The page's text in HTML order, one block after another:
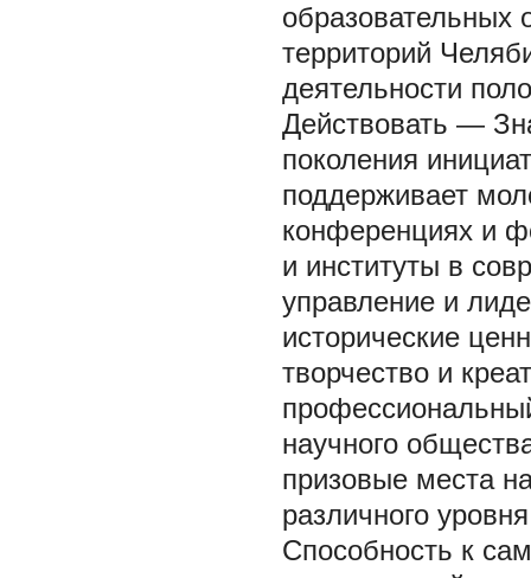
образовательных
территорий
деятельности
Действовать —
поколения
поддерживает
конференциях и
и институты в
управление и
исторические
творчество и
научного
призовые места
различного
Способность к